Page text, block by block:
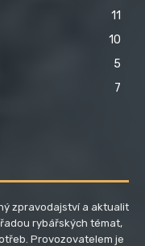
11
10
5
7
zpravodajství a aktualit
rybářských témat,
Provozovatelem je